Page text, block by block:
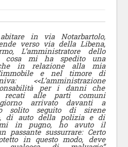
in via Notarbartolo,
verso via della Libena,
L’amministratore dello
cosa mi ha spedito una
in relazione alla mia
e nel timore di
<<L’amministrazione
per i danni che
recati alle parti comuni
giorno arrivato davanti a
solito seguito di sirene
di auto della polizia e di
in pugno, ho avuto il
passante sussurrare: Certo
in questo modo, deve